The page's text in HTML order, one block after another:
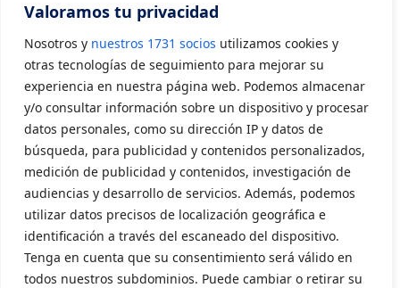
Valoramos tu privacidad
Nosotros y nuestros 1731 socios utilizamos cookies y
otras tecnologías de seguimiento para mejorar su
experiencia en nuestra página web. Podemos almacenar
y/o consultar información sobre un dispositivo y procesar
datos personales, como su dirección IP y datos de
búsqueda, para publicidad y contenidos personalizados,
medición de publicidad y contenidos, investigación de
audiencias y desarrollo de servicios. Además, podemos
utilizar datos precisos de localización geográfica e
identificación a través del escaneado del dispositivo.
Tenga en cuenta que su consentimiento será válido en
todos nuestros subdominios. Puede cambiar o retirar su
Asociarse a AVIA
CONTACTO
Contacto
LEGAL
Aviso Legal
Política de privacidad
Política de cookies